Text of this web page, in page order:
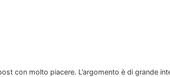
con molto piacere. L’argomento è di grande